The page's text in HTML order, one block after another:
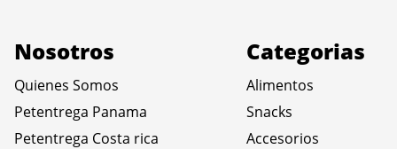
Nosotros
Quienes Somos
Petentrega Panama
Petentrega Costa rica
Categorias
Alimentos
Snacks
Accesorios